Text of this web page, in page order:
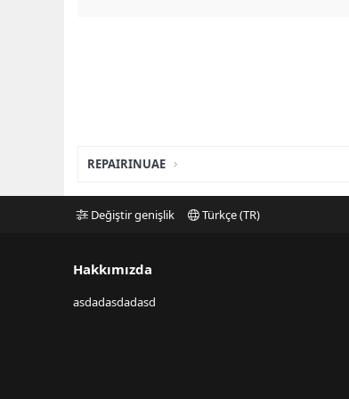
REPAIRINUAE
Değiştir genişlik Türkçe (TR)
Hakkımızda
asdadasdadasd